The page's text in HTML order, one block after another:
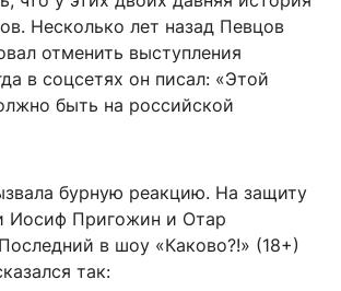
Несколько лет назад Певцов
отменить выступления
в соцсетях он писал: «Этой
быть на российской
бурную реакцию. На защиту
Иосиф Пригожин и Отар
в шоу «Каково?!» (18+)
так: